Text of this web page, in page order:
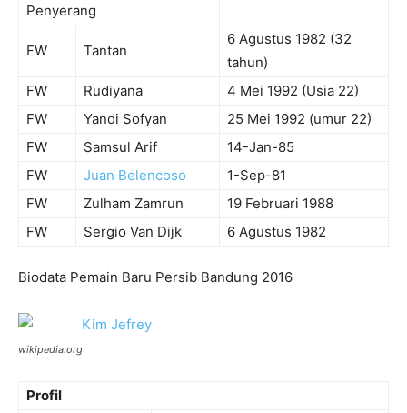
Penyerang
FW Tantan
6 Agustus 1982 (32
tahun)
FW
Rudiyana
4 Mei 1992 (Usia 22)
FW
Yandi Sofyan
25 Mei 1992 (umur 22)
FW
Samsul Arif
14-Jan-85
FW
Juan Belencoso
1-Sep-81
FW
Zulham Zamrun
19 Februari 1988
FW
Sergio Van Dijk 6 Agustus 1982
Biodata Pemain Baru Persib Bandung 2016
wikipedia.org
Profil